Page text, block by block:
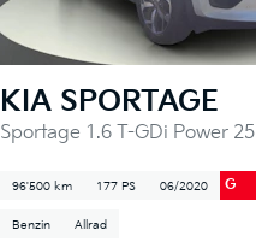
KIA SPORTAGE
Sportage 1.6 T-GDi Power 25
96'500 km 177 PS 06/2020 G
Benzin Allrad